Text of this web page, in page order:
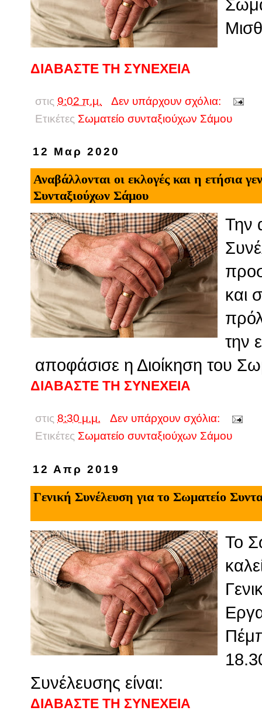
ΔΙΑΒΑΣΤΕ ΤΗ ΣΥΝΕΧΕΙΑ
στις 9:02 π.μ.
Δεν υπάρχουν σχόλια:
Ετικέτες Σωματείο συνταξιούχων Σάμου
12 Μαρ 2020
Αναβάλλονται οι εκλογές και η ετήσια
Συνταξιούχων Σάμου
Την
και
την
αποφάσισε η Διοίκηση του
ΔΙΑΒΑΣΤΕ ΤΗ ΣΥΝΕΧΕΙΑ
στις 8:30 μ.μ.
Δεν υπάρχουν σχόλια:
Ετικέτες Σωματείο συνταξιούχων Σάμου
12 Απρ 2019
Γενική Συνέλευση για το Σωματείο
Το
Συνέλευσης είναι:
ΔΙΑΒΑΣΤΕ ΤΗ ΣΥΝΕΧΕΙΑ